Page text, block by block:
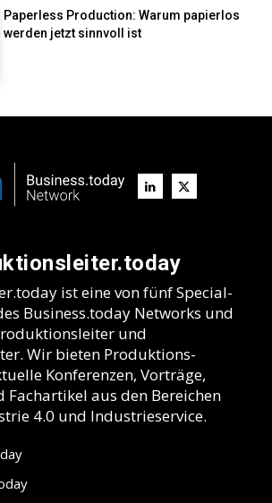
Paperless Production: Warum papierlos
werden jetzt sinnvoll ist
ist eine von fünf Special-
Business.today Networks und
und
Wir bieten Produktions-
Konferenzen, Vorträge,
aus den Bereichen
4.0 und Industrieservice.